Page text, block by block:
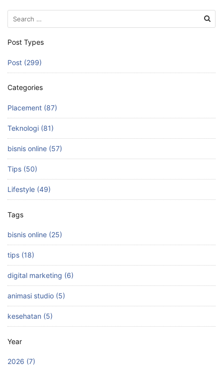
Search
for:
Post Types
Post (299)
Categories
Placement (87)
Teknologi (81)
bisnis online (57)
Tips (50)
Lifestyle (49)
Tags
bisnis online (25)
tips (18)
digital marketing (6)
animasi studio (5)
kesehatan (5)
Year
2026 (7)